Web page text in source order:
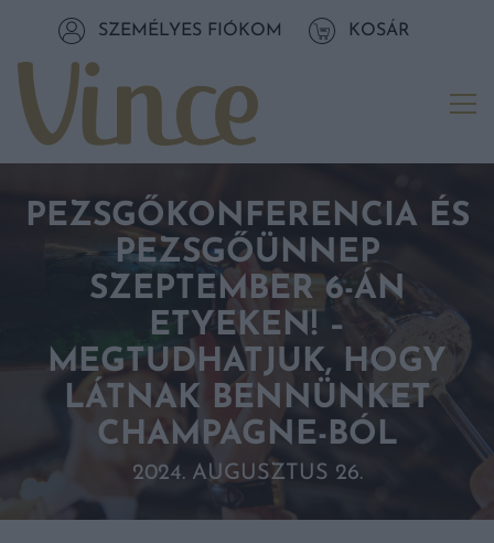
Tovább a tartalomhozSZEMÉLYES FIÓKOM KOSÁR
PEZSGŐKONFERENCIA ÉS
PEZSGŐÜNNEP
SZEPTEMBER 6-ÁN
ETYEKEN! –
MEGTUDHATJUK, HOGY
LÁTNAK BENNÜNKET
CHAMPAGNE-BÓL
2024. AUGUSZTUS 26.